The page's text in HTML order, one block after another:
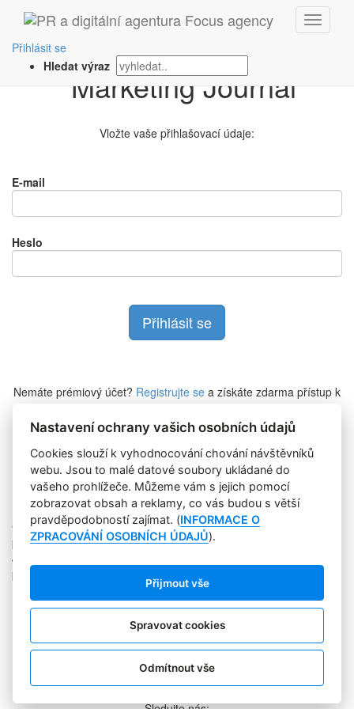
Přihlásit se
Hledat výrazPřihlášení na
Vložte vaše přihlašovací údaje:
E-mail
Heslo
Nemáte prémiový účet? Registrujte se a získáte zdarma přístup k
Zapomněli jste heslo?
Copyright © 2004-2020 Focus Agency, s.r.o. Plné znění licenčních
podmínek. ISSN 1803-957X
Jakékoliv publikování, přebírání nebo šíření obsahu je bez
písemného souhlasu Focus Agency, s.r.o. zakázáno.
RSS 1
Štítky
Zpracování osobních údajů
Kontakt
PR AGENTURA
COOKIES
Nastavení ochrany vašich osobních údajů
Cookies slouží k vyhodnocování chování návštěvníků
webu. Jsou to malé datové soubory ukládané do
vašeho prohlížeče. Můžeme vám s jejich pomocí
zobrazovat obsah a reklamy, co vás budou s větší
pravděpodobností zajímat. (INFORMACE O
ZPRACOVÁNÍ OSOBNÍCH ÚDAJŮ).
Přijmout vše
Spravovat cookies
Odmítnout vše